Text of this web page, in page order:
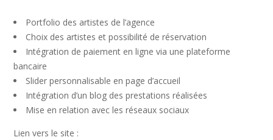
Portfolio des artistes de l’agence
Choix des artistes et possibilité de réservation
Intégration de paiement en ligne via une plateforme
bancaire
Slider personnalisable en page d’accueil
Intégration d’un blog des prestations réalisées
Mise en relation avec les réseaux sociaux
Lien vers le site :